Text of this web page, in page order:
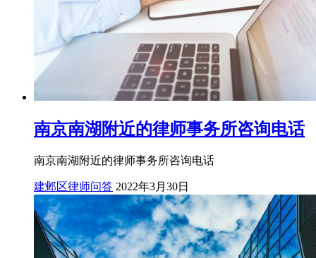
南京南湖附近的律师事务所咨询电话
南京南湖附近的律师事务所咨询电话
建邺区律师问答 2022年3月30日